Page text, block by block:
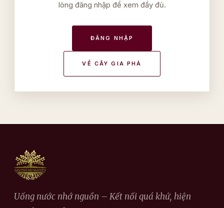
lòng đăng nhập để xem đầy đủ.
ĐĂNG NHẬP
VỀ CÂY GIA PHẢ
Uống nước nhớ nguồn – Kết nối quá khứ, hiện